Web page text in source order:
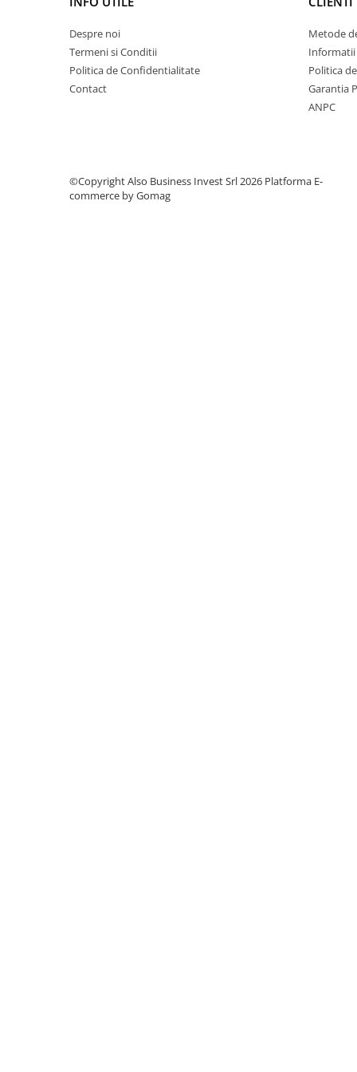
Valve si Automatizari
Surse alimentare
Tub quartz
Conectori statie
Despre noi
Termeni si Conditii
Politica de Confidentialitate
Contact
Metode
Politica
Garantia
ANPC
©Copyright Also Business Invest Srl 2026 Platforma E-
commerce by Gomag